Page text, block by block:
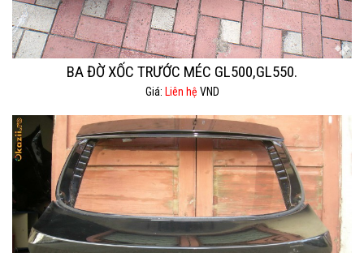
BA ĐỜ XỐC TRƯỚC MÉC GL500,GL550.
Giá: Liên hệ VND